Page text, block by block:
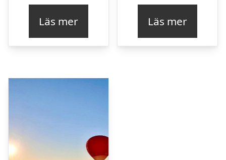
Läs mer Läs mer